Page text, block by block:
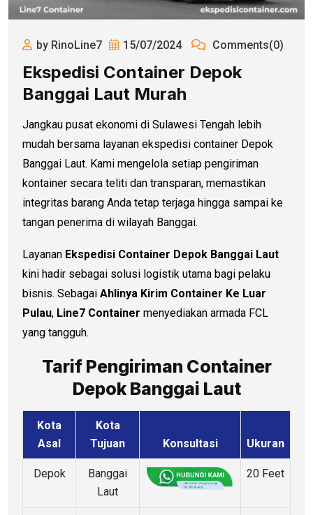
by RinoLine7 15/07/2024 Comments(0)
Ekspedisi Container Depok
Banggai Laut Murah
Jangkau pusat ekonomi di Sulawesi Tengah lebih
mudah bersama layanan ekspedisi container Depok
Banggai Laut. Kami mengelola setiap pengiriman
kontainer secara teliti dan transparan, memastikan
integritas barang Anda tetap terjaga hingga sampai ke
tangan penerima di wilayah Banggai.
Layanan Ekspedisi Container Depok Banggai Laut
kini hadir sebagai solusi logistik utama bagi pelaku
bisnis. Sebagai Ahlinya Kirim Container Ke Luar
Pulau, Line7 Container menyediakan armada FCL
yang tangguh.
Tarif Pengiriman Container
Depok Banggai Laut
Kota
Asal
Kota
Tujuan
Konsultasi Ukuran
Depok
Banggai
Laut
20 Feet